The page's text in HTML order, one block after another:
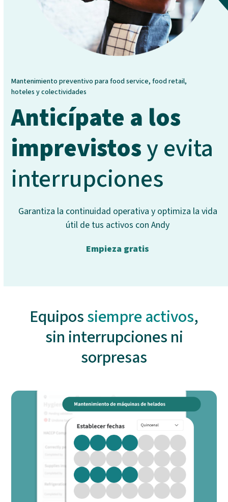
Mantenimiento preventivo para food service, food retail,
hoteles y colectividades
Anticípate a los
imprevistosy evita
interrupciones
Garantiza la continuidad operativa y optimiza la vida
útil de tus activos con Andy
Empieza gratis
Equipossiempre activos,
sin interrupciones ni
sorpresas